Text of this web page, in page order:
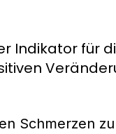
Indikator für
Schmerzen